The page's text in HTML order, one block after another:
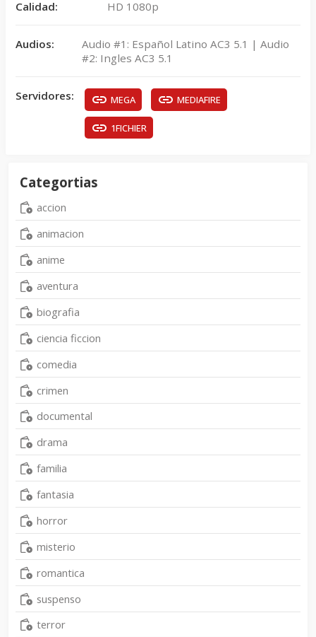
Calidad: HD 1080p
Audios:
Audio #1: Español Latino AC3 5.1 | Audio
#2: Ingles AC3 5.1
Servidores: MEGA MEDIAFIRE
1FICHIER
Categortias
accion
animacion
anime
aventura
biografia
ciencia ficcion
comedia
crimen
documental
drama
familia
fantasia
horror
misterio
romantica
suspenso
terror